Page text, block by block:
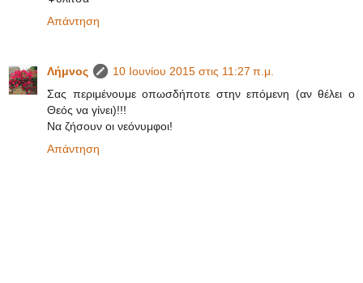
Απάντηση
Λήμνος
10 Ιουνίου 2015 στις 11:27 π.μ.
Σας περιμένουμε οπωσδήποτε στην επόμενη (αν θέλει ο
Θεός να γίνει)!!!
Να ζήσουν οι νεόνυμφοι!
Απάντηση